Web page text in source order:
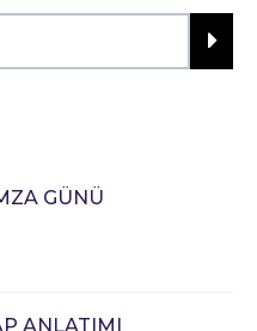
GÜNÜ
ANLATIMI